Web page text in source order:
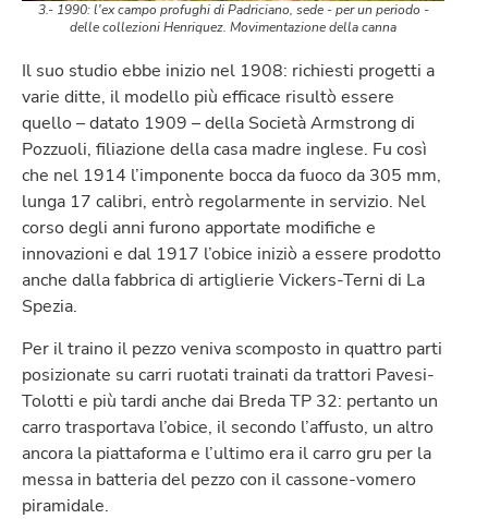
3.- 1990: l'ex campo profughi di Padriciano, sede - per un periodo -
delle collezioni Henriquez. Movimentazione della canna
Il suo studio ebbe inizio nel 1908: richiesti progetti a
varie ditte, il modello più efficace risultò essere
quello – datato 1909 – della Società Armstrong di
Pozzuoli, filiazione della casa madre inglese. Fu così
che nel 1914 l’imponente bocca da fuoco da 305 mm,
lunga 17 calibri, entrò regolarmente in servizio. Nel
corso degli anni furono apportate modifiche e
innovazioni e dal 1917 l’obice iniziò a essere prodotto
anche dalla fabbrica di artiglierie Vickers-Terni di La
Spezia.
Per il traino il pezzo veniva scomposto in quattro parti
posizionate su carri ruotati trainati da trattori Pavesi-
Tolotti e più tardi anche dai Breda TP 32: pertanto un
carro trasportava l’obice, il secondo l’affusto, un altro
ancora la piattaforma e l’ultimo era il carro gru per la
messa in batteria del pezzo con il cassone-vomero
piramidale.